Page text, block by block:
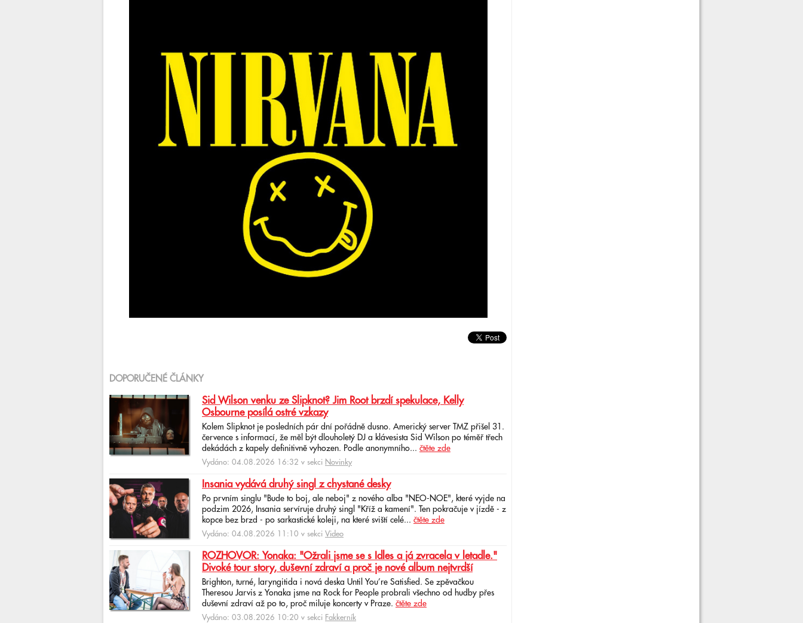
DOPORUČENÉ ČLÁNKY
Sid Wilson venku ze Slipknot? Jim Root brzdí spekulace, Kelly
Osbourne posílá ostré vzkazy
Kolem Slipknot je posledních pár dní pořádně dusno. Americký server TMZ přišel 31.
července s informací, že měl být dlouholetý DJ a klávesista Sid Wilson po téměř třech
dekádách z kapely definitivně vyhozen. Podle anonymního... čtěte zde
Vydáno: 04.08.2026 16:32 v sekci Novinky
Insania vydává druhý singl z chystané desky
Po prvním singlu "Bude to boj, ale neboj" z nového alba "NEO-NOE", které vyjde na
podzim 2026, Insania servíruje druhý singl "Kříž a kamení". Ten pokračuje v jízdě - z
kopce bez brzd - po sarkastické koleji, na které sviští celé... čtěte zde
Vydáno: 04.08.2026 11:10 v sekci Video
ROZHOVOR: Yonaka: "Ožrali jsme se s Idles a já zvracela v letadle."
Divoké tour story, duševní zdraví a proč je nové album nejtvrdší
Brighton, turné, laryngitida i nová deska Until You’re Satisfied. Se zpěvačkou
Theresou Jarvis z Yonaka jsme na Rock for People probrali všechno od hudby přes
duševní zdraví až po to, proč miluje koncerty v Praze. čtěte zde
Vydáno: 03.08.2026 10:20 v sekci Fakkerník